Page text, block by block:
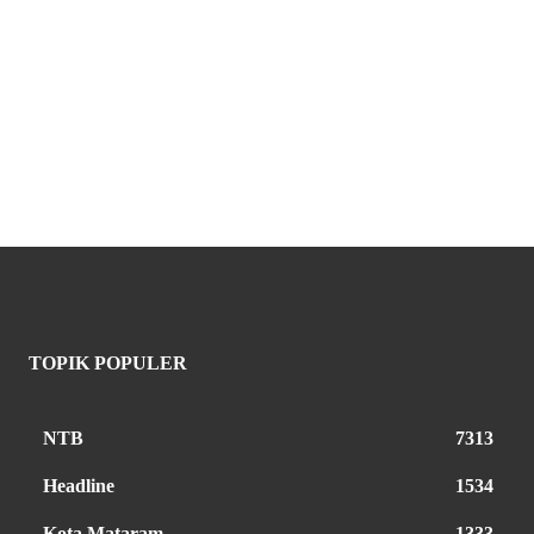
TOPIK POPULER
NTB 7313
Headline 1534